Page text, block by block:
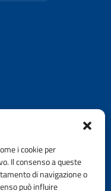
i cookie per
Il consenso a queste
di navigazione o
può influire